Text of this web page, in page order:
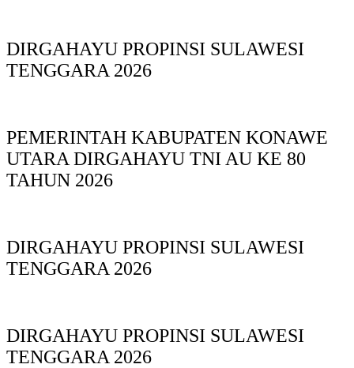
DIRGAHAYU PROPINSI SULAWESI
TENGGARA 2026
PEMERINTAH KABUPATEN KONAWE
UTARA DIRGAHAYU TNI AU KE 80
TAHUN 2026
DIRGAHAYU PROPINSI SULAWESI
TENGGARA 2026
DIRGAHAYU PROPINSI SULAWESI
TENGGARA 2026